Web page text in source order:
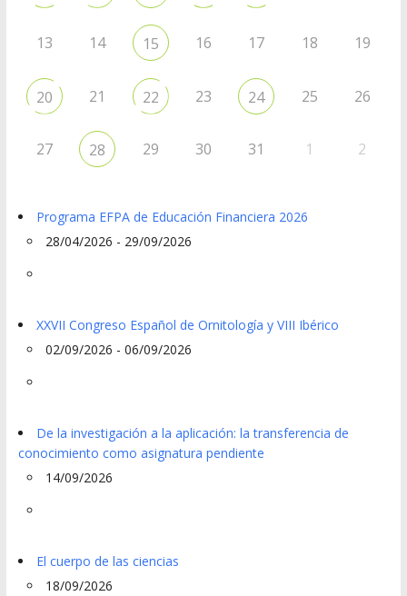
13 14 15 16 17 18 19
20 21 22 23 24 25 26
27 28 29 30 31 1 2
Programa EFPA de Educación Financiera 2026
28/04/2026 - 29/09/2026
XXVII Congreso Español de Ornitología y VIII Ibérico
02/09/2026 - 06/09/2026
De la investigación a la aplicación: la transferencia de
conocimiento como asignatura pendiente
14/09/2026
El cuerpo de las ciencias
18/09/2026